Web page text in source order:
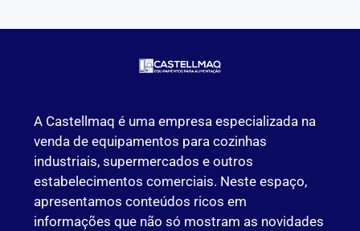
A Castellmaq é uma empresa especializada na
venda de equipamentos para cozinhas
industriais, supermercados e outros
estabelecimentos comerciais. Neste espaço,
apresentamos conteúdos ricos em
informações que não só mostram as novidades